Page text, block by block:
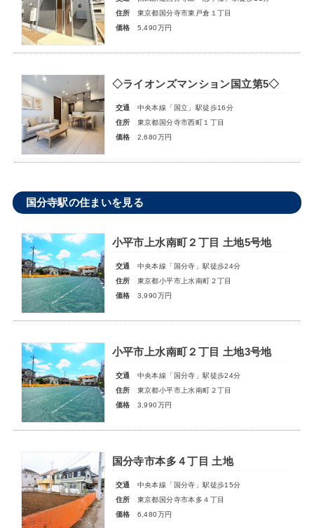
住所
東京都国分寺市東戸倉１丁目
価格
5,490万円
◇ライオンズマンション国立第5◇
交通
中央本線「国立」駅徒歩16分
住所
東京都国分寺市西町１丁目
価格
2,680万円
国分寺駅の住まいを見る
小平市上水南町２丁目 土地5号地
交通
中央本線「国分寺」駅徒歩24分
住所
東京都小平市上水南町２丁目
価格
3,990万円
小平市上水南町２丁目 土地3号地
交通
中央本線「国分寺」駅徒歩24分
住所
東京都小平市上水南町２丁目
価格
3,990万円
国分寺市本多４丁目 土地
交通
中央本線「国分寺」駅徒歩15分
住所
東京都国分寺市本多４丁目
価格
6,480万円